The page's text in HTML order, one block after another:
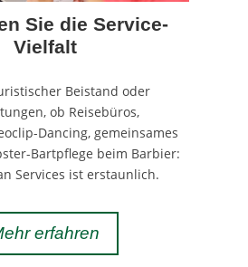
Sie die Service-
Vielfalt
Beistand oder
ob Reisebüros,
Dancing, gemeinsames
Bartpflege beim Barbier:
Services ist erstaunlich.
erfahren